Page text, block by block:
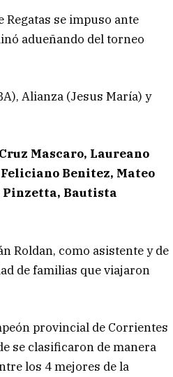
se impuso ante
adueñando del torneo
Alianza (Jesus María) y
Mascaro, Laureano
Benitez, Mateo
Pinzetta, Bautista
Roldan, como asistente y de
de familias que viajaron
provincial de Corrientes
se clasificaron de manera
los 4 mejores de la